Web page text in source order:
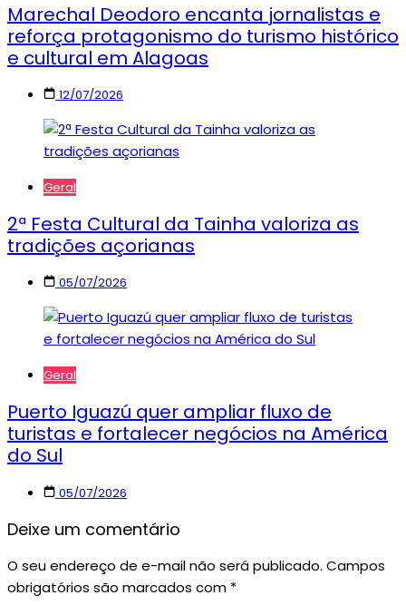
Marechal Deodoro encanta jornalistas e
reforça protagonismo do turismo histórico
e cultural em Alagoas
12/07/2026
Geral
2ª Festa Cultural da Tainha valoriza as
tradições açorianas
05/07/2026
Geral
Puerto Iguazú quer ampliar fluxo de
turistas e fortalecer negócios na América
do Sul
05/07/2026
Deixe um comentário
O seu endereço de e-mail não será publicado. Campos
obrigatórios são marcados com *